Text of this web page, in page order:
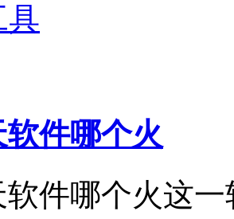
具
件哪个火
件哪个火这